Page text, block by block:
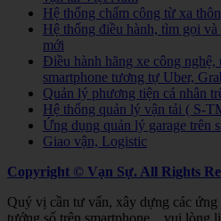
Hệ thống chấm công từ xa
Hệ thống điều hành, tìm gọi
mới
Điều hành hãng xe công nghệ,
smartphone tương tự Uber,
Quản lý phương tiện cá nhân
Hệ thống quản lý vận tải ( S-
Ứng dụng quản lý garage trên
Giao vận, Logistic
Copyright © Vạn Sự. All Rights
Quý vị cần tư vấn, xây dựng các